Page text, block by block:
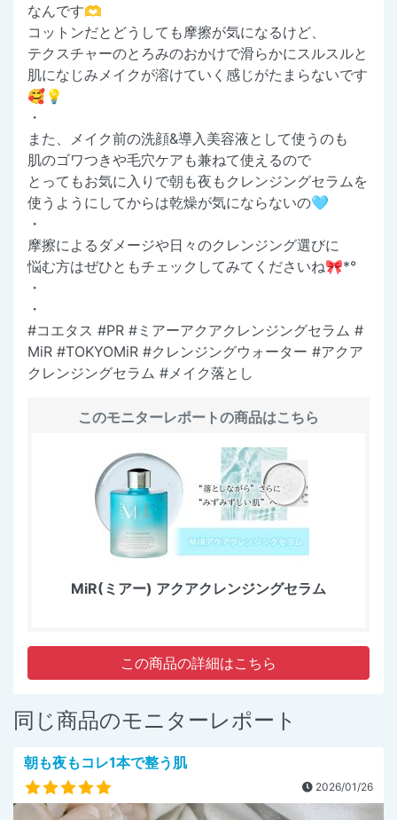
なんです🫶
コットンだとどうしても摩擦が気になるけど、
テクスチャーのとろみのおかけで滑らかにスルスルと
肌になじみメイクが溶けていく感じがたまらないです
🥰💡
・
また、メイク前の洗顔&導入美容液として使うのも
肌のゴワつきや毛穴ケアも兼ねて使えるので
とってもお気に入りで朝も夜もクレンジングセラムを
使うようにしてからは乾燥が気にならないの🩵
・
摩擦によるダメージや日々のクレンジング選びに
悩む方はぜひともチェックしてみてくださいね🎀*°
・
・
#コエタス #PR #ミアーアクアクレンジングセラム #
MiR #TOKYOMiR #クレンジングウォーター #アクア
クレンジングセラム #メイク落とし
このモニターレポートの商品はこちら
MiR(ミアー) アクアクレンジングセラム
この商品の詳細はこちら
同じ商品のモニターレポート
朝も夜もコレ1本で整う肌
2026/01/26